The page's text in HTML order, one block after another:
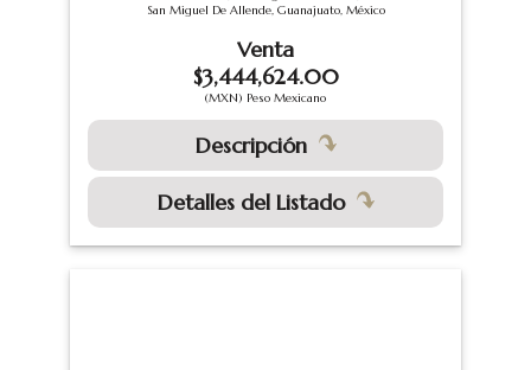
San Miguel De Allende, Guanajuato, México
Venta
$3,444,624.00
(MXN) Peso Mexicano
Descripción
Detalles del Listado